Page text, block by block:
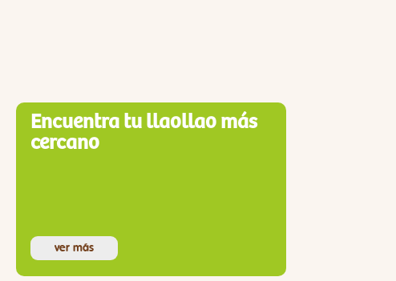
Encuentra tu llaollao más
cercano
ver más